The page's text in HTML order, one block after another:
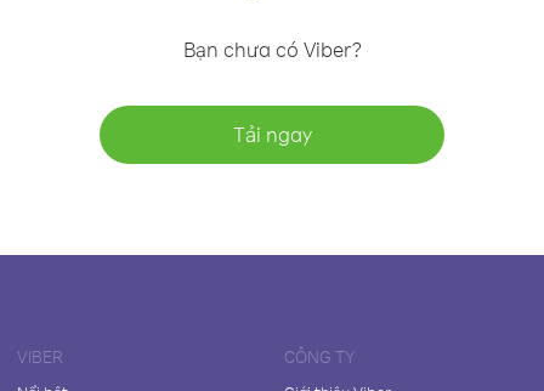
Bạn chưa có Viber?
Tải ngay
VIBER CÔNG TY